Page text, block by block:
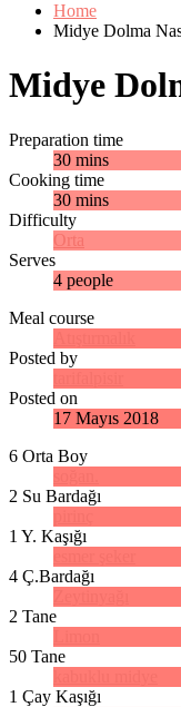
Home
Midye Dolma
Midye
Preparation time
30 mins
Cooking time
30 mins
Difficulty
Orta
Serves
4 people
Meal course
Posted by
Posted on
17 Mayıs 2018
6 Orta Boy
2 Su Bardağı
1 Y. Kaşığı
4 Ç.Bardağı
2 Tane
50 Tane
1 Çay Kaşığı